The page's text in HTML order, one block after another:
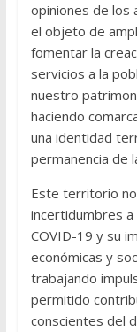
opiniones de los
el objeto de
fomentar la
servicios a la
nuestro
haciendo
una identidad
permanencia de
Este territorio
incertidumbres a
COVID-19 y su
económicas y
trabajando
permitido
conscientes del